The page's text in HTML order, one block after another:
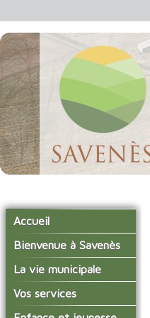
Accueil
Bienvenue à Savenès
Situer Savenès
Savenès en chiffre
L'histoire du village
La vie municipale
Vos élus
Les compte-rendus du
Vos services
La mairie